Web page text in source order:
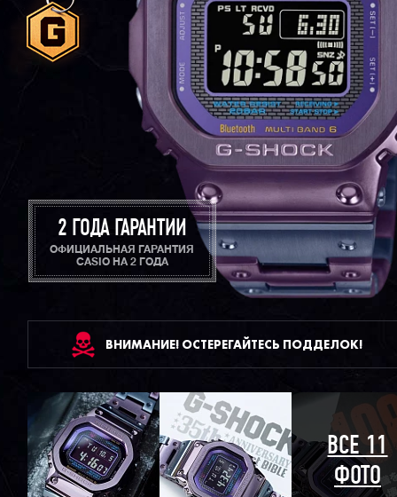
2 ГОДА ГАРАНТИИ
ОФИЦИАЛЬНАЯ ГАРАНТИЯ
CASIO НА 2 ГОДА
ВНИМАНИЕ! ОСТЕРЕГАЙТЕСЬ ПОДДЕЛОК!
ВСЕ 11
ФОТО